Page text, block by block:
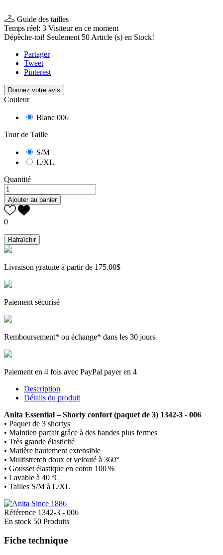
Guide des tailles
Temps réel: 3 Visiteur en ce moment
Dépêche-toi! Seulement 50 Article (s) en Stock!
Partager
Tweet
Pinterest
Donnez votre avis
Couleur
Blanc 006
Tour de Taille
S/M
L/XL
Quantité
Ajouter au panier
0
Livraison gratuite à partir de 175.00$
Paiement sécurisé
Remboursement* ou échange* dans les 30 jours
Paiement en 4 fois avec PayPal payer en 4
Description
Détails du produit
Anita Essential – Shorty confort (paquet de 3) 1342-3 - 006
• Paquet de 3 shortys
• Maintien parfait grâce à des bandes plus fermes
• Très grande élasticité
• Matière hautement extensible
• Multistretch doux et velouté à 360°
• Gousset élastique en coton 100 %
• Lavable à 40 °C
• Tailles S/M à L/XL
Référence 1342-3 - 006
En stock 50 Produits
Fiche technique